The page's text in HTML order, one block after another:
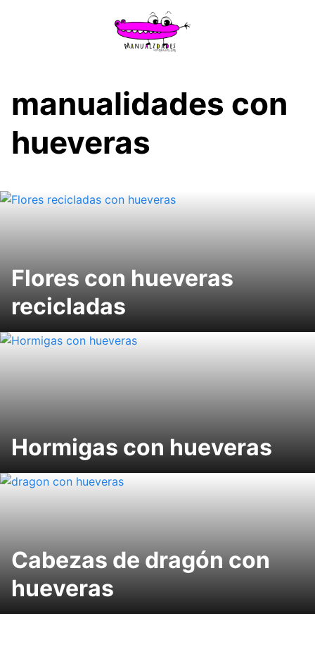
manualidades con
hueveras
Flores con hueveras
recicladas
Hormigas con hueveras
Cabezas de dragón con
hueveras